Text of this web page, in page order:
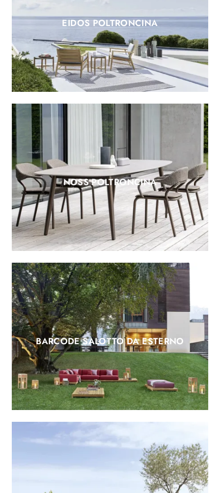
EIDOS POLTRONCINA
NOSS POLTRONCINA
BARCODE SALOTTO DA ESTERNO